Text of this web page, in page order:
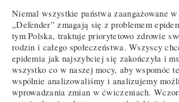
Niemal wszystkie państwa zaangażowane
„Defender” zmagają się z problemem
tym Polska, traktuje priorytetowo zdrowie
rodzin i całego społeczeństwa. Wszyscy
epidemia jak najszybciej się zakończyła i
wszystko co w naszej mocy, aby wspomóc
wspólnie analizowaliśmy i analizujemy
wprowadzania zmian w ćwiczeniach.